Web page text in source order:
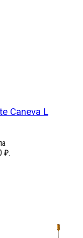
Caneva L
₽.